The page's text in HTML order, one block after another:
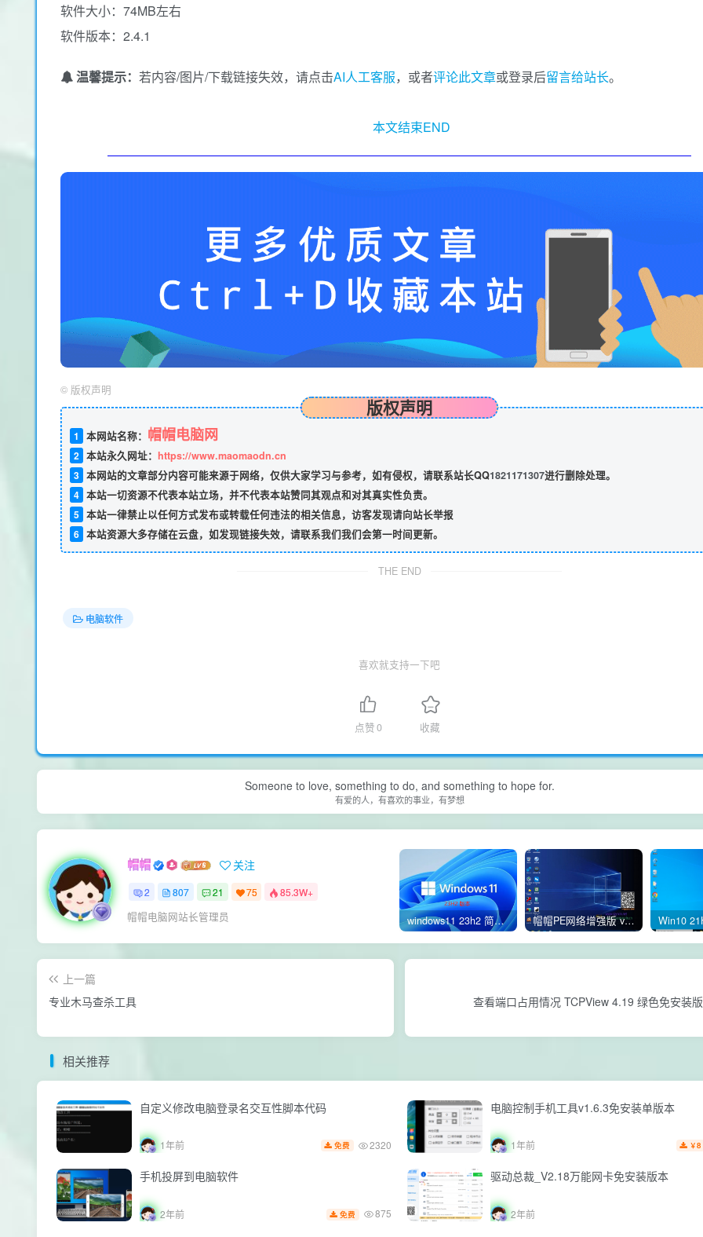
软件大小：74MB左右
软件版本：2.4.1
温馨提示： 若内容/图片/下载链接失效，请点击AI人工客服，或者评论此文章或登录后留言给站长。
本文结束END
© 版权声明
版权声明
1 本网站名称： 帽帽电脑网
2 本站永久网址： https://www.maomaodn.cn
3 本网站的文章部分内容可能来源于网络，仅供大家学习与参考，如有侵权，请联系站长QQ1821171307进行删除处理。
4 本站一切资源不代表本站立场，并不代表本站赞同其观点和对其真实性负责。
5 本站一律禁止以任何方式发布或转载任何违法的相关信息，访客发现请向站长举报
6 本站资源大多存储在云盘，如发现链接失效，请联系我们我们会第一时间更新。
THE END
电脑软件
喜欢就支持一下吧
点赞0 收藏
Someone to love, something to do, and something to hope for.
有爱的人，有喜欢的事业，有梦想
帽帽 关注
2 807 21 75 85.3W+
帽帽电脑网站长管理员 windows11 23h2 简体中文版64位 正式版 帽帽PE网络增强版 v2.4版本
上一篇
专业木马查杀工具
相关推荐
自定义修改电脑登录名交互性脚本代码
1年前 免费 2320
电脑控制手机工具v1.6.3免安装单版本
1年前 ￥8
手机投屏到电脑软件
2年前 免费 875
驱动总裁_V2.18万能网卡免安装版本
2年前